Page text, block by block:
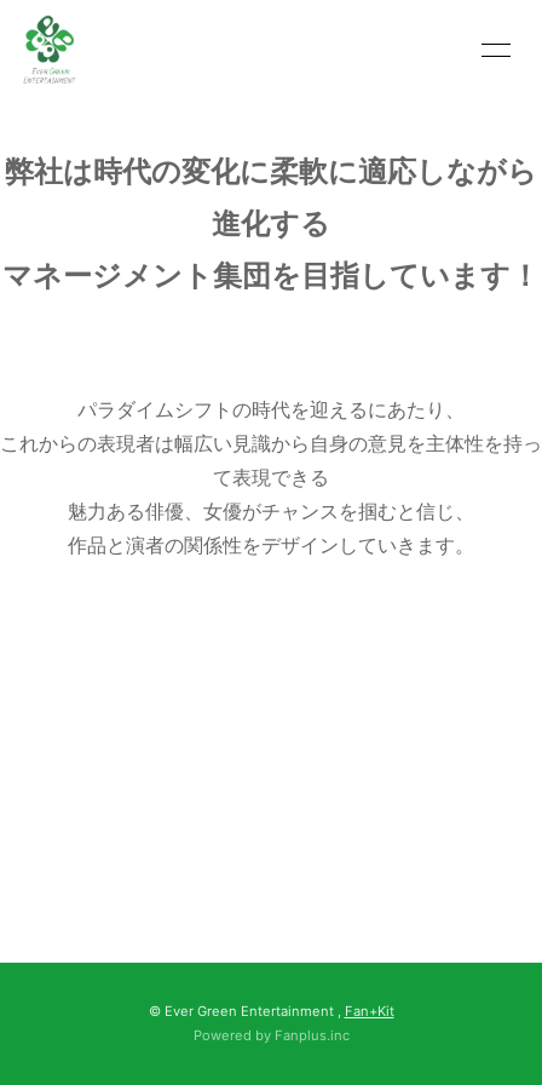
SCHEDULE PROFILE
PHOTO
MOVIE BLOG
ABOUT US
会員登録 ログイン
弊社は時代の変化に柔軟に適応しながら
進化する
マネージメント集団を目指しています！
パラダイムシフトの時代を迎えるにあたり、
これからの表現者は幅広い見識から自身の意見を主体性を持っ
て表現できる
魅力ある俳優、女優がチャンスを掴むと信じ、
作品と演者の関係性をデザインしていきます。
© Ever Green Entertainment , Fan+Kit
Powered by Fanplus.inc